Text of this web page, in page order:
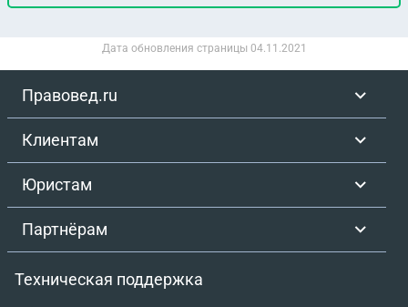
Дата обновления страницы 04.11.2021
Правовед.ru
Клиентам
Юристам
Партнёрам
Техническая поддержка